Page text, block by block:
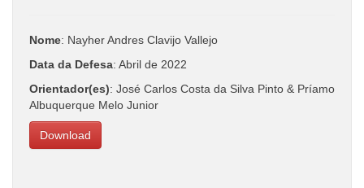
Nome: Nayher Andres Clavijo Vallejo
Data da Defesa: Abril de 2022
Orientador(es): José Carlos Costa da Silva Pinto & Príamo
Albuquerque Melo Junior
Download